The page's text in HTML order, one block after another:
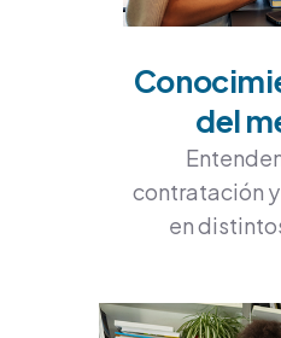
del
contratación
en